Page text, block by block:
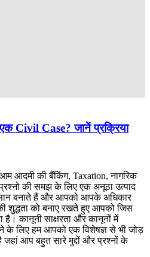
Civil Case? जानें प्रक्रिया
आदमी की बैंकिंग, Taxation, नागरिक
की समझ के लिए एक अनूठा उत्पाद
बनाते हैं और आपको आपके अधिकार
शुद्धता को बनाए रखते हुए आपको जिस
कानूनी साक्षरता और कानूनों में
के लिए हम आपको एक विशेषज्ञ से भी जोड़
आप बहुत सारे मुद्दों और प्रश्नों के